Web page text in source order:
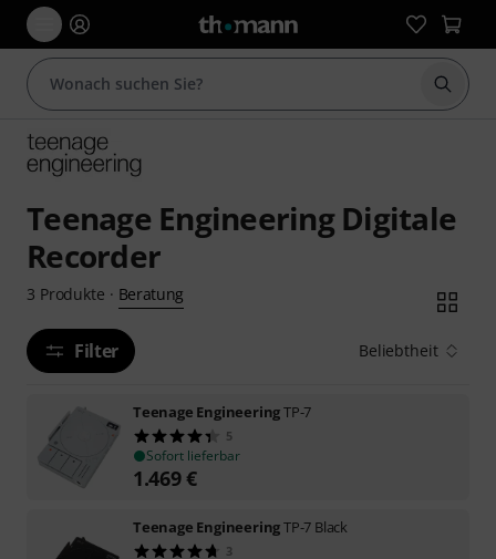
Suche
Teenage Engineering Digitale
Recorder
3 Produkte · Beratung
Filter Beliebtheit
Teenage EngineeringTP-7
5
Sofort lieferbar
1.469€
Teenage EngineeringTP-7 Black
3